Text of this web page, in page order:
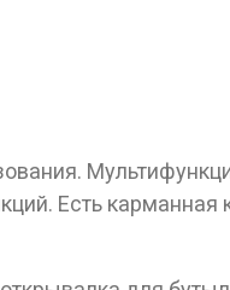
Есть карманная